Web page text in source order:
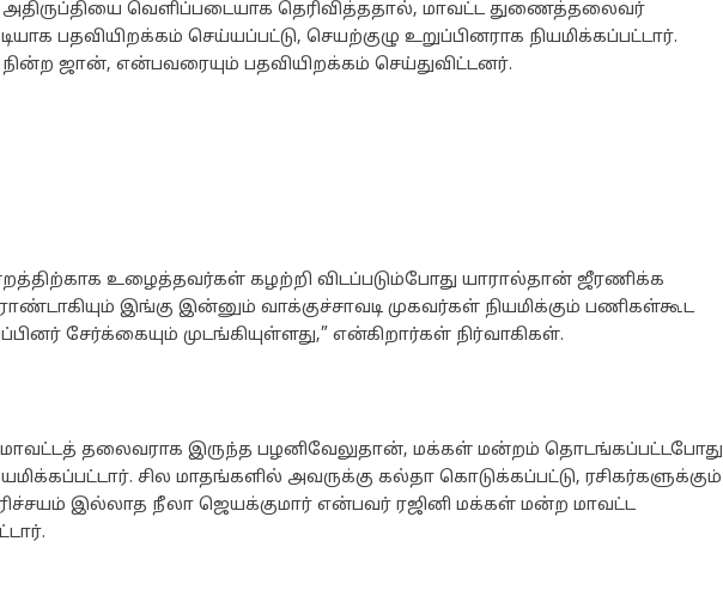
அதிருப்தியை வெளிப்படையாக தெரிவித்ததால், மாவட்ட துணைத்தலைவர்
பதவியிறக்கம் செய்யப்பட்டு, செயற்குழு உறுப்பினராக நியமிக்கப்பட்டார்.
ஜான், என்பவரையும் பதவியிறக்கம் செய்துவிட்டனர்.
உழைத்தவர்கள் கழற்றி விடப்படும்போது யாரால்தான் ஜீரணிக்க
இங்கு இன்னும் வாக்குச்சாவடி முகவர்கள் நியமிக்கும் பணிகள்கூட
சேர்க்கையும் முடங்கியுள்ளது,” என்கிறார்கள் நிர்வாகிகள்.
மாவட்டத் தலைவராக இருந்த பழனிவேலுதான், மக்கள் மன்றம் தொடங்கப்பட்டபோது
சில மாதங்களில் அவருக்கு கல்தா கொடுக்கப்பட்டு, ரசிகர்களுக்கும்
இல்லாத நீலா ஜெயக்குமார் என்பவர் ரஜினி மக்கள் மன்ற மாவட்ட